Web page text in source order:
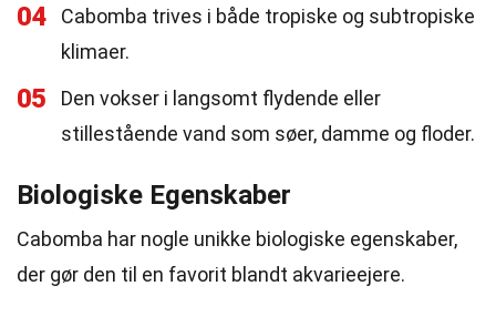
04
Cabomba trives i både tropiske og subtropiske
klimaer.
05
Den vokser i langsomt flydende eller
stillestående vand som søer, damme og floder.
Biologiske Egenskaber
Cabomba har nogle unikke biologiske egenskaber,
der gør den til en favorit blandt akvarieejere.